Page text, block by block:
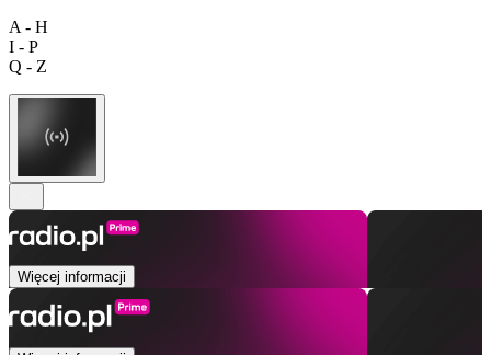
A - H
I - P
Q - Z
Więcej informacji